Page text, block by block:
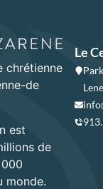
chrétienne
de
est
de
monde.
Le